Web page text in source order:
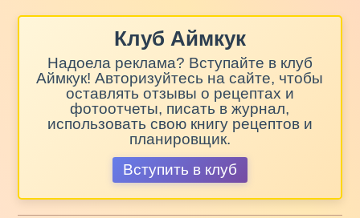
Клуб Аймкук
Надоела реклама? Вступайте в клуб
Аймкук! Авторизуйтесь на сайте, чтобы
оставлять отзывы о рецептах и
фотоотчеты, писать в журнал,
использовать свою книгу рецептов и
планировщик.
Вступить в клуб